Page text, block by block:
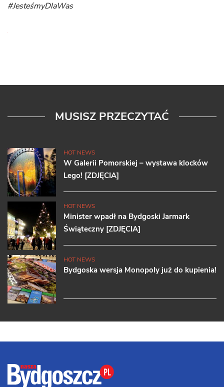
#JesteśmyDlaWas
MUSISZ PRZECZYTAĆ
HOT NEWS
W Galerii Pomorskiej – wystawa klocków
Lego! [ZDJĘCIA]
HOT NEWS
Minister wpadł na Bydgoski Jarmark
Świąteczny [ZDJĘCIA]
HOT NEWS
Bydgoska wersja Monopoly już do kupienia!